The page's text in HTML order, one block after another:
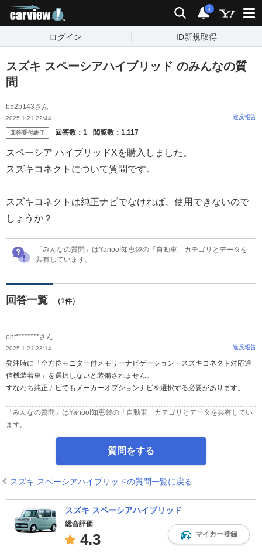
検索 通知
i
ログイン ID新規取得
スズキ スペーシアハイブリッド のみんなの質
問
b52b143さん
2025.1.21 22:44 違反報告
回答受付終了 回答数： 1 閲覧数： 1,117
スペーシア ハイブリッドXを購入しました。
スズキコネクトについて質問です。
スズキコネクトは純正ナビでなければ、使用できないので
しょうか？
「みんなの質問」はYahoo!知恵袋の「自動車」カテゴリとデータを
共有しています。
回答一覧 （1件）
oht********さん
2025.1.21 23:14 違反報告
発注時に「全方位モニター付メモリーナビゲーション・スズキコネクト対応通
信機装着車」を選択しないと装備されません。
すなわち純正ナビでもメーカーオプションナビを選択する必要があります。
「みんなの質問」はYahoo!知恵袋の「自動車」カテゴリとデータを共有してい
ます。
質問をする
スズキ スペーシアハイブリッドの質問一覧に戻る
スズキ スペーシアハイブリッド
総合評価
4.3 マイカー登録